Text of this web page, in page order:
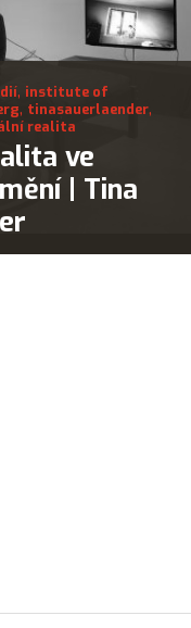
, institute of
, tinasauerlaender,
realita
ve
| Tina